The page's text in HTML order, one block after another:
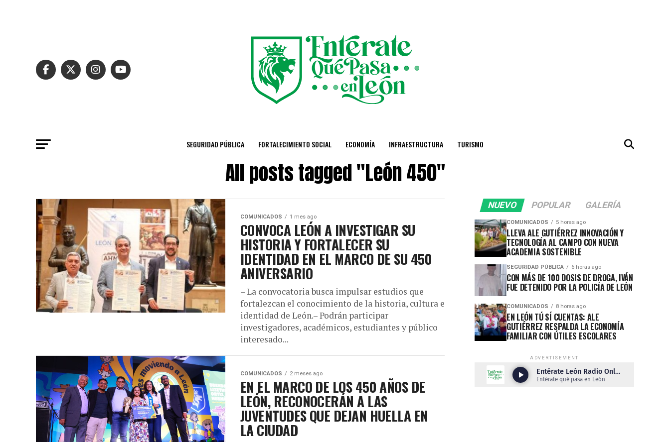
SEGURIDAD PÚBLICA FORTALECIMIENTO SOCIAL ECONOMÍA INFRAESTRUCTURA TURISMO
All posts tagged "León 450"
COMUNICADOS 1 mes ago
CONVOCA LEÓN A INVESTIGAR SU
HISTORIA Y FORTALECER SU
IDENTIDAD EN EL MARCO DE SU 450
ANIVERSARIO
– La convocatoria busca impulsar estudios que
fortalezcan el conocimiento de la historia, cultura e
identidad de León.– Podrán participar
investigadores, académicos, estudiantes y público
interesado...
COMUNICADOS 2 meses ago
EN EL MARCO DE LOS 450 AÑOS DE
LEÓN, RECONOCERÁN A LAS
JUVENTUDES QUE DEJAN HUELLA EN
LA CIUDAD
NUEVO POPULAR GALERÍA
COMUNICADOS 5 horas ago
LLEVA ALE GUTIÉRREZ INNOVACIÓN Y
TECNOLOGÍA AL CAMPO CON NUEVA
ACADEMIA SOSTENIBLE
SEGURIDAD PÚBLICA 6 horas ago
CON MÁS DE 100 DOSIS DE DROGA, IVÁN
FUE DETENIDO POR LA POLICÍA DE LEÓN
COMUNICADOS 8 horas ago
EN LEÓN TÚ SÍ CUENTAS: ALE
GUTIÉRREZ RESPALDA LA ECONOMÍA
FAMILIAR CON ÚTILES ESCOLARES
ADVERTISEMENT